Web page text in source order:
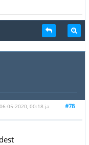
#78
05-2020, 00:18 ja